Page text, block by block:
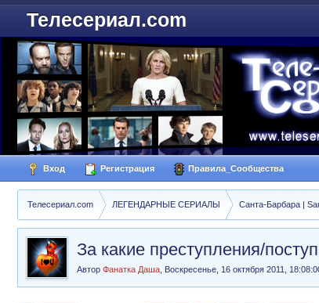
Телесериал.com
Вход Регистрация Правила_Сообщества
Телесериал.com ЛЕГЕНДАРНЫЕ СЕРИАЛЫ Санта-Барбара |
За какие преступления/
Автор Фанатка Даша Воскресенье, 16 октября 2011,